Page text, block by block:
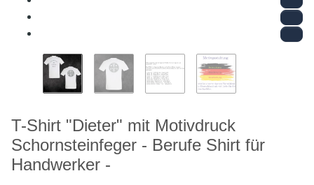
T-Shirt "Dieter" mit Motivdruck
Schornsteinfeger - Berufe Shirt für
Handwerker -